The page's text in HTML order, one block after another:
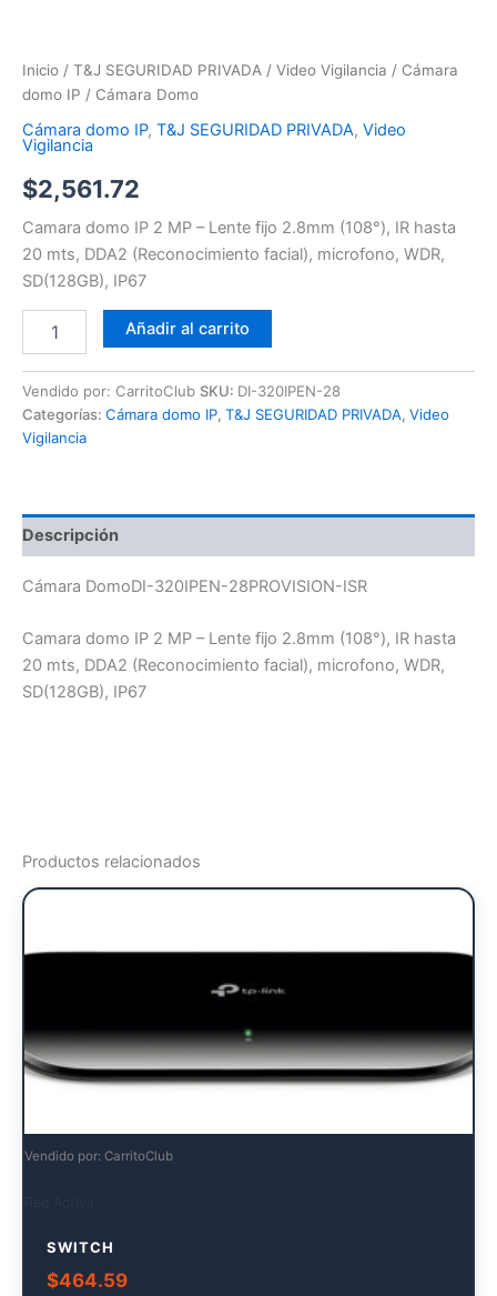
Inicio / T&J SEGURIDAD PRIVADA / Video Vigilancia / Cámara
domo IP / Cámara Domo
Cámara domo IP, T&J SEGURIDAD PRIVADA, Video
Vigilancia
$2,561.72
Camara domo IP 2 MP – Lente fijo 2.8mm (108°), IR hasta
20 mts, DDA2 (Reconocimiento facial), microfono, WDR,
SD(128GB), IP67
Añadir al carrito
Vendido por: CarritoClub SKU: DI-320IPEN-28
Categorías: Cámara domo IP, T&J SEGURIDAD PRIVADA, Video
Vigilancia
Descripción
Cámara DomoDI-320IPEN-28PROVISION-ISR
Camara domo IP 2 MP – Lente fijo 2.8mm (108°), IR hasta
20 mts, DDA2 (Reconocimiento facial), microfono, WDR,
SD(128GB), IP67
Productos relacionados
Vendido por: CarritoClub
SWITCH
$464.59